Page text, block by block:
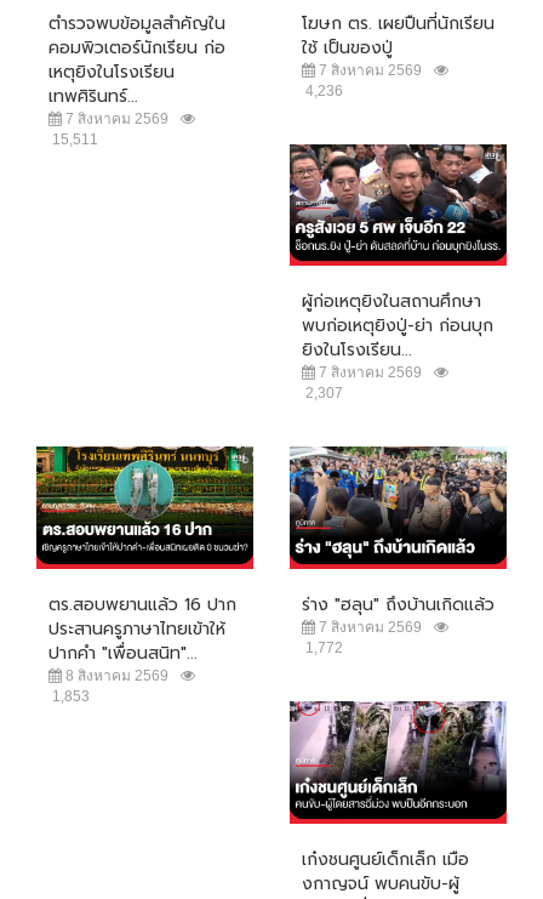
ตำรวจพบข้อมูลสำคัญใน
คอมพิวเตอร์นักเรียน ก่อ
เหตุยิงในโรงเรียน
เทพศิรินทร์...
7 สิงหาคม 2569
15,511
โฆษก ตร. เผยปืนที่นักเรียน
ใช้ เป็นของปู่
7 สิงหาคม 2569
4,236
ผู้ก่อเหตุยิงในสถานศึกษา
พบก่อเหตุยิงปู่-ย่า ก่อนบุก
ยิงในโรงเรียน...
7 สิงหาคม 2569
2,307
ตร.สอบพยานแล้ว 16 ปาก
ประสานครูภาษาไทยเข้าให้
ปากคำ "เพื่อนสนิท"...
8 สิงหาคม 2569
1,853
ร่าง "ฮลุน" ถึงบ้านเกิดแล้ว
7 สิงหาคม 2569
1,772
เก๋งชนศูนย์เด็กเล็ก เมือ
งกาญจน์ พบคนขับ-ผู้